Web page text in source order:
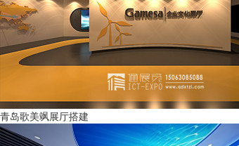
青岛歌美飒展厅搭建